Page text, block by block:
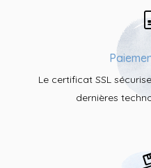
Le certificat SSL
dernières